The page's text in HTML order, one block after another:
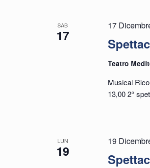
SAB
17
17
Teatro
Musical
13,00 2°
LUN
19
19